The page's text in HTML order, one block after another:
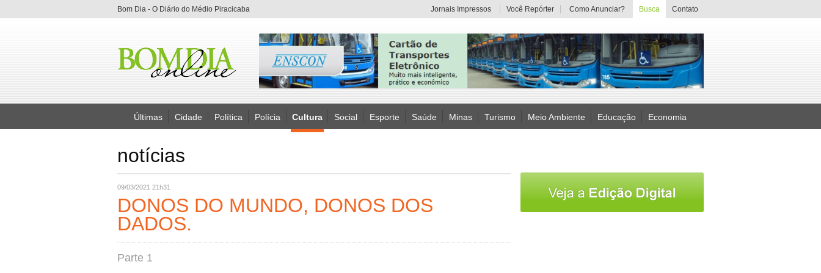
Bom Dia - O Diário do Médio Piracicaba Jornais Impressos Você Repórter Como Anunciar? Busca Contato
Últimas Cidade Política Polícia Cultura Social Esporte Saúde Minas Turismo Meio Ambiente Educação Economia
notícias
09/03/2021 21h31
DONOS DO MUNDO, DONOS DOS
DADOS.
Parte 1